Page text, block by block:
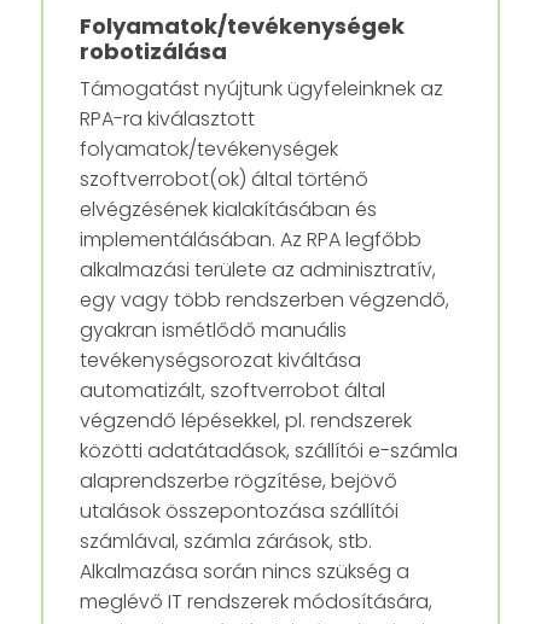
Folyamatok/tevékenységek
robotizálása
Támogatást nyújtunk ügyfeleinknek az
RPA-ra kiválasztott
folyamatok/tevékenységek
szoftverrobot(ok) által történő
elvégzésének kialakításában és
implementálásában. Az RPA legfőbb
alkalmazási területe az adminisztratív,
egy vagy több rendszerben végzendő,
gyakran ismétlődő manuális
tevékenységsorozat kiváltása
automatizált, szoftverrobot által
végzendő lépésekkel, pl. rendszerek
közötti adatátadások, szállítói e-számla
alaprendszerbe rögzítése, bejövő
utalások összepontozása szállítói
számlával, számla zárások, stb.
Alkalmazása során nincs szükség a
meglévő IT rendszerek módosítására,